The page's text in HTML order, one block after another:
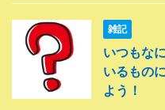
雑記
いつもな
いるもの
よう！